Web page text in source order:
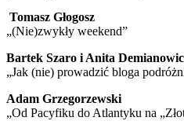
Tomasz Głogosz
„(Nie)zwykły weekend”
Bartek Szaro i Anita
„Jak (nie) prowadzić bloga
Adam Grzegorzewski
„Od Pacyfiku do Atlantyku na